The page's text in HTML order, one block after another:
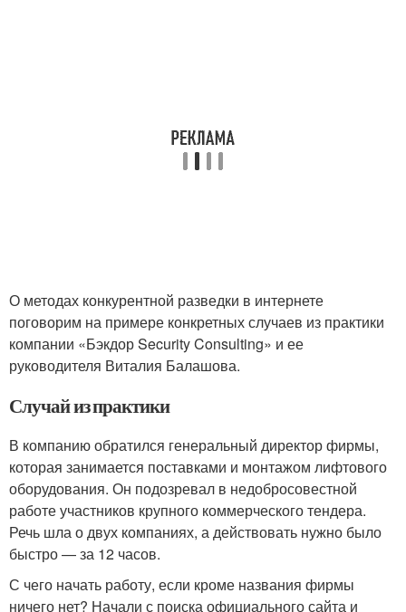
О методах конкурентной разведки в интернете
поговорим на примере конкретных случаев из практики
компании «Бэкдор Security Consulting» и ее
руководителя Виталия Балашова.
Случай из практики
В компанию обратился генеральный директор фирмы,
которая занимается поставками и монтажом лифтового
оборудования. Он подозревал в недобросовестной
работе участников крупного коммерческого тендера.
Речь шла о двух компаниях, а действовать нужно было
быстро — за 12 часов.
С чего начать работу, если кроме названия фирмы
ничего нет? Начали с поиска официального сайта и